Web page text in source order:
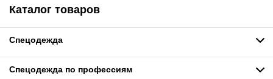
Каталог товаров
Спецодежда
Спецодежда по профессиям